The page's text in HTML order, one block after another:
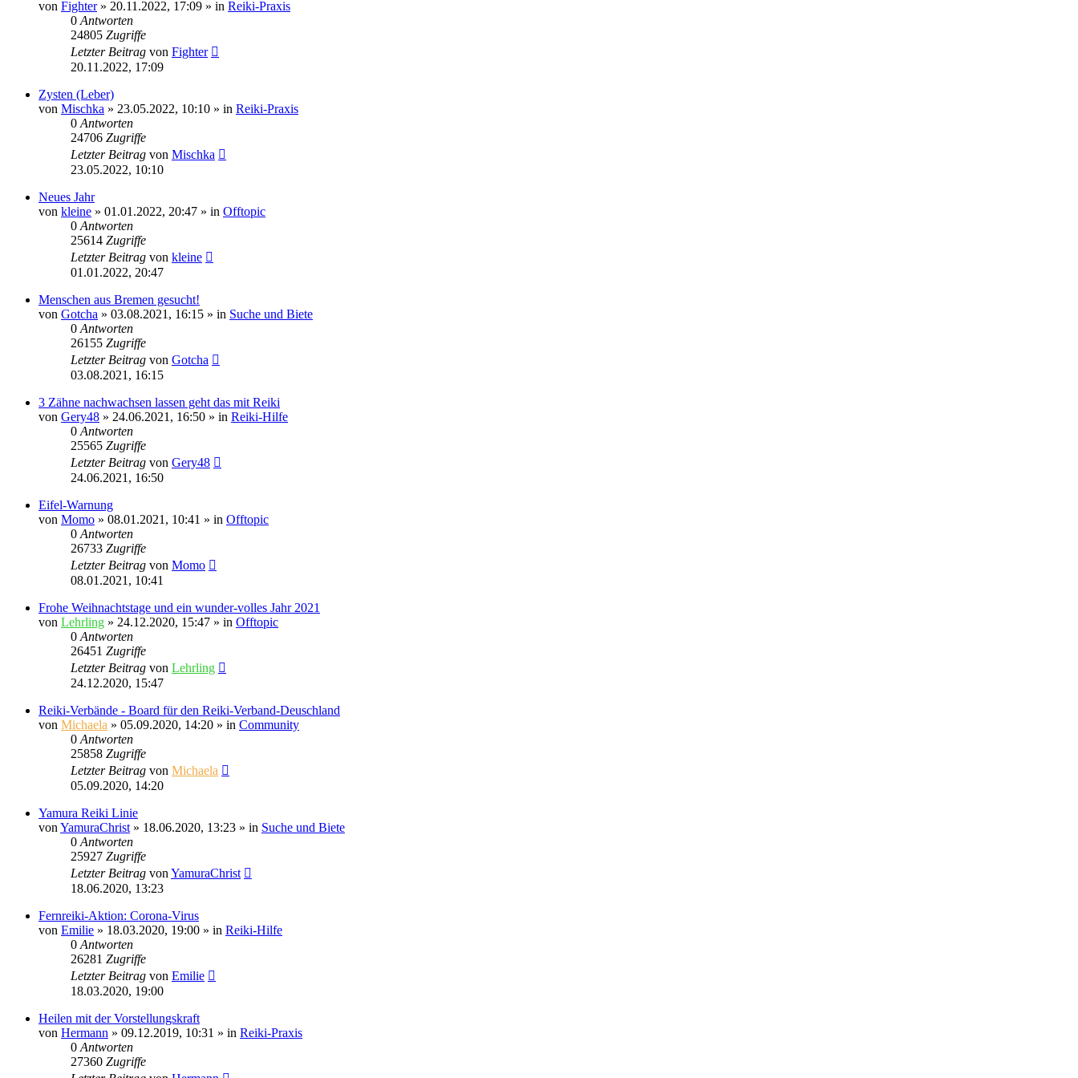
von Fighter» 20.11.2022, 17:09 » in Reiki-Praxis
0 Antworten
24805 Zugriffe
Letzter Beitrag von Fighter
20.11.2022, 17:09
Zysten (Leber)
von Mischka » 23.05.2022, 10:10 » in Reiki-Praxis
0 Antworten
24706 Zugriffe
Letzter Beitrag von Mischka
23.05.2022, 10:10
Neues Jahr
von kleine » 01.01.2022, 20:47 » in Offtopic
0 Antworten
25614 Zugriffe
Letzter Beitrag von kleine
01.01.2022, 20:47
Menschen aus Bremen gesucht!
von Gotcha » 03.08.2021, 16:15 » in Suche und Biete
0 Antworten
26155 Zugriffe
Letzter Beitrag von Gotcha
03.08.2021, 16:15
3 Zähne nachwachsen lassen geht das mit Reiki
von Gery48 » 24.06.2021, 16:50 » in Reiki-Hilfe
0 Antworten
25565 Zugriffe
Letzter Beitrag von Gery48
24.06.2021, 16:50
Eifel-Warnung
von Momo » 08.01.2021, 10:41 » in Offtopic
0 Antworten
26733 Zugriffe
Letzter Beitrag von Momo
08.01.2021, 10:41
Frohe Weihnachtstage und ein wunder-volles Jahr 2021
von Lehrling » 24.12.2020, 15:47 » in Offtopic
0 Antworten
26451 Zugriffe
Letzter Beitrag von Lehrling
24.12.2020, 15:47
Reiki-Verbände - Board für den Reiki-Verband-Deuschland
von Michaela » 05.09.2020, 14:20 » in Community
0 Antworten
25858 Zugriffe
Letzter Beitrag von Michaela
05.09.2020, 14:20
Yamura Reiki Linie
von YamuraChrist » 18.06.2020, 13:23 » in Suche und Biete
0 Antworten
25927 Zugriffe
Letzter Beitrag von YamuraChrist
18.06.2020, 13:23
Fernreiki-Aktion: Corona-Virus
von Emilie » 18.03.2020, 19:00 » in Reiki-Hilfe
0 Antworten
26281 Zugriffe
Letzter Beitrag von Emilie
18.03.2020, 19:00
Heilen mit der Vorstellungskraft
von Hermann » 09.12.2019, 10:31 » in Reiki-Praxis
0 Antworten
27360 Zugriffe